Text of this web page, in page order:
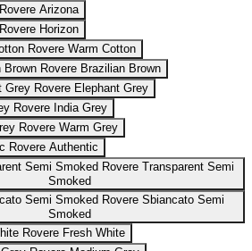
Rovere Arizona
Rovere Horizon
Rovere Warm Cotton
Rovere Brazilian Brown
Rovere Elephant Grey
Rovere India Grey
Rovere Warm Grey
Rovere Authentic
Rovere Transparent Semi
Smoked
Rovere Sbiancato Semi
Smoked
Rovere Fresh White